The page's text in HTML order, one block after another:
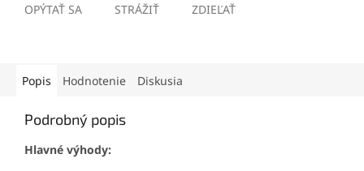
OPÝTAŤ SA STRÁŽIŤ ZDIEĽAŤ
Popis Hodnotenie Diskusia
Podrobný popis
Hlavné výhody: